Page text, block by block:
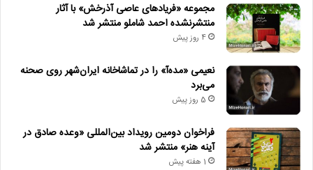
مجموعه «فریادهای عاصی آذرخش» با آثار
منتشرنشده احمد شاملو منتشر شد
4 روز پیش
نعیمی «مده‌آ» را در تماشاخانه ایران‌شهر روی صحنه
می‌برد
5 روز پیش
فراخوان دومین رویداد بین‌المللی «وعده صادق در
آینه هنر» منتشر شد
1 هفته پیش